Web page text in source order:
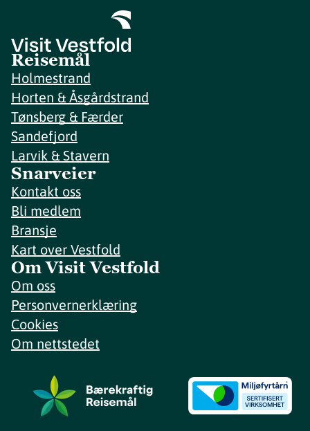
Reisemål
Holmestrand
Horten & Åsgårdstrand
Tønsberg & Færder
Sandefjord
Larvik & Stavern
Snarveier
Kontakt oss
Bli medlem
Bransje
Kart over Vestfold
Om Visit Vestfold
Om oss
Personvernerklæring
Cookies
Om nettstedet